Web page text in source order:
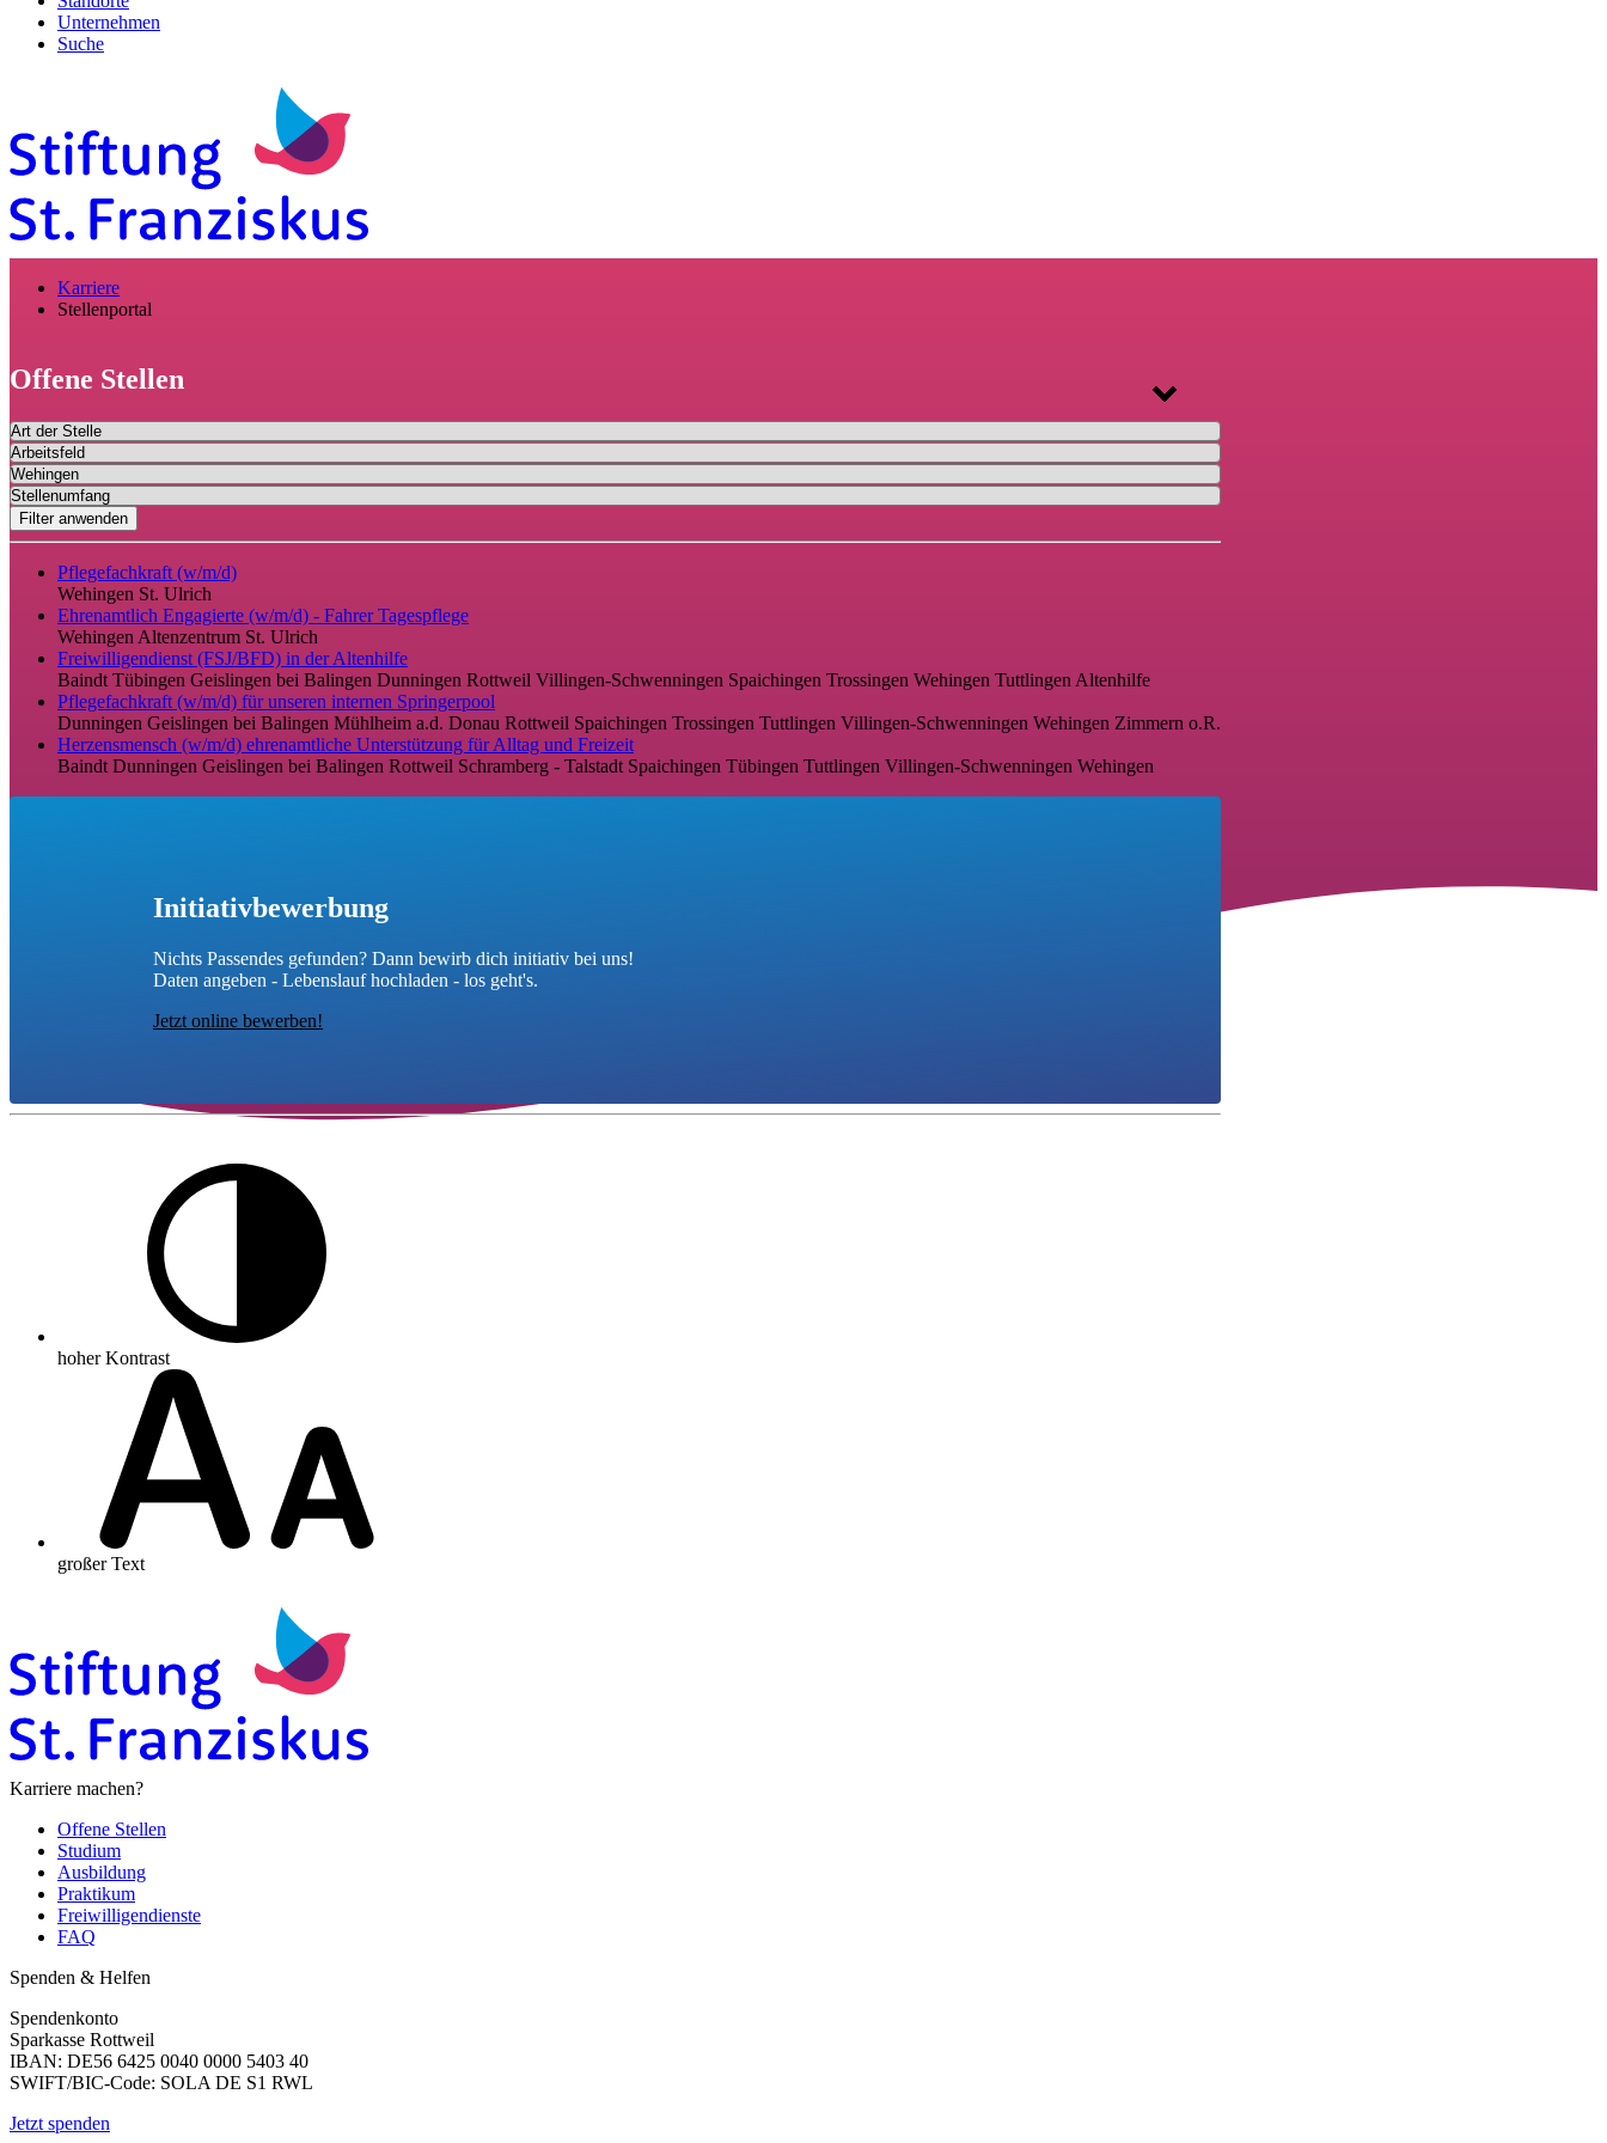
Unternehmen
Suche
Karriere
Stellenportal
Offene Stellen
Filter anwenden
Pflegefachkraft (w/m/d)
Wehingen St. Ulrich
Ehrenamtlich Engagierte (w/m/d) - Fahrer Tagespflege
Wehingen Altenzentrum St. Ulrich
Freiwilligendienst (FSJ/BFD) in der Altenhilfe
Baindt Tübingen Geislingen bei Balingen Dunningen Rottweil Villingen-Schwenningen Spaichingen Trossingen Wehingen Tuttlingen Altenhilfe
Pflegefachkraft (w/m/d) für unseren internen Springerpool
Dunningen Geislingen bei Balingen Mühlheim a.d. Donau Rottweil Spaichingen Trossingen Tuttlingen Villingen-Schwenningen Wehingen Zimmern o.R.
Herzensmensch (w/m/d) ehrenamtliche Unterstützung für Alltag und Freizeit
Baindt Dunningen Geislingen bei Balingen Rottweil Schramberg - Talstadt Spaichingen Tübingen Tuttlingen Villingen-Schwenningen Wehingen
Initiativbewerbung
Nichts Passendes gefunden? Dann bewirb dich initiativ bei uns!
Daten angeben - Lebenslauf hochladen - los geht's.
Jetzt online bewerben!
hoher Kontrast
großer Text
Karriere machen?
Offene Stellen
Studium
Ausbildung
Praktikum
Freiwilligendienste
FAQ
Spenden & Helfen
Spendenkonto
Sparkasse Rottweil
IBAN: DE56 6425 0040 0000 5403 40
SWIFT/BIC-Code: SOLA DE S1 RWL
Jetzt spenden